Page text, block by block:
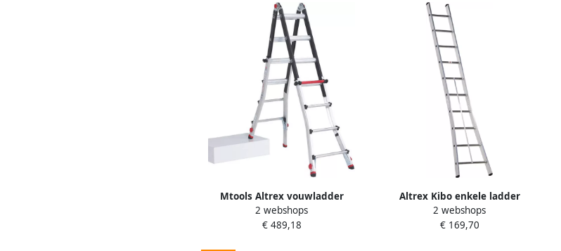
Mtools Altrex vouwladder
Varitrex Teleprof Flex 4x4 |
2 webshops
€ 489,18
Altrex Kibo enkele ladder
uitgebogen 1-delig 1x10 sporten
2 webshops
€ 169,70